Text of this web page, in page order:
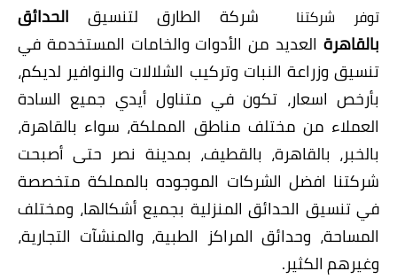
توفر شركتنا شركة الطارق لتنسيق الحدائق
بالقاهرة العديد من الأدوات والخامات المستخدمة في
تنسيق وزراعة النبات وتركيب الشلالات والنوافير لديكم،
بأرخص اسعار، تكون في متناول أيدي جميع السادة
العملاء من مختلف مناطق المملكة، سواء بالقاهرة،
بالخبر، بالقاهرة، بالقطيف، بمدينة نصر حتى أصبحت
شركتنا افضل الشركات الموجوده بالمملكة متخصصة
في تنسيق الحدائق المنزلية بجميع أشكالها، ومختلف
المساحة، وحدائق المراكز الطبية، والمنشآت التجارية،
وغيرهم الكثير.